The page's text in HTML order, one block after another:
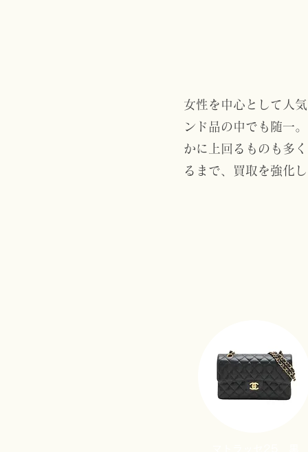
女性を中心として人
ンド品の中でも随一
かに上回るものも多
るまで、買取を強化